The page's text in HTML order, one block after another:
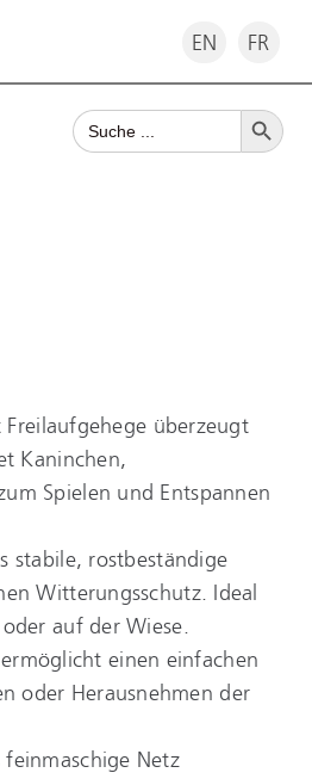
EN FR
Search
for:
Search Button
überzeugt
Kaninchen,
Spielen und Entspannen
stabile, rostbeständige
Witterungsschutz. Ideal
auf der Wiese.
einen einfachen
oder Herausnehmen der
Netz